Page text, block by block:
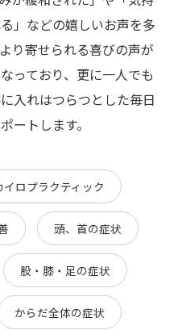
」などの嬉しいお声を多
り寄せられる喜びの声が
っており、更に一人でも
入れはつらつとした毎日
ートします。
イロプラクティック
頭、首の症状
股・膝・足の症状
からだ全体の症状